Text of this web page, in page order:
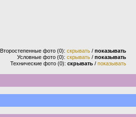
Второстепенные фото (0): скрывать / показывать
Условные фото (0): скрывать / показывать
Технические фото (0): скрывать / показывать